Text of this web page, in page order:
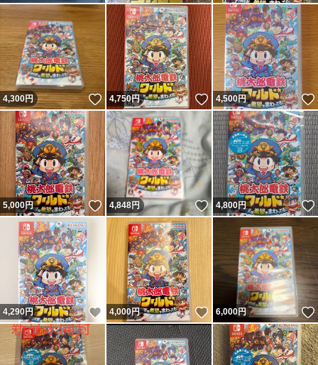
4,300円 いいね！
4,750円 いいね！
4,500円
5,000円 いいね！
4,848円 いいね！
4,800円
4,290円 いいね！
4,000円 いいね！
6,000円